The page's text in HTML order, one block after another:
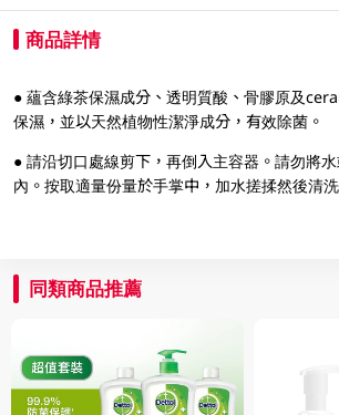
商品詳情
● 蘊含綠茶保濕成分、透明質酸、骨膠原及
保濕，並以天然植物性潔淨成分，有效除菌。
● 請沿切口處線剪下，再倒入主容器。請勿將
內。按取適量份量於手掌中，加水搓揉然後清洗
同類商品推薦